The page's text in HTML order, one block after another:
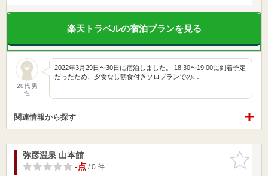
楽天トラベルの宿泊プランを見る
20代 男
性
2022年3月29日〜30日に宿泊しました。 18:30〜19:00に到着予定
だったため、夕食なし朝食付きソロプランでの…
関連情報から探す
お気に入
りに追加
弥彦温泉 山本館
-点/ 0 件